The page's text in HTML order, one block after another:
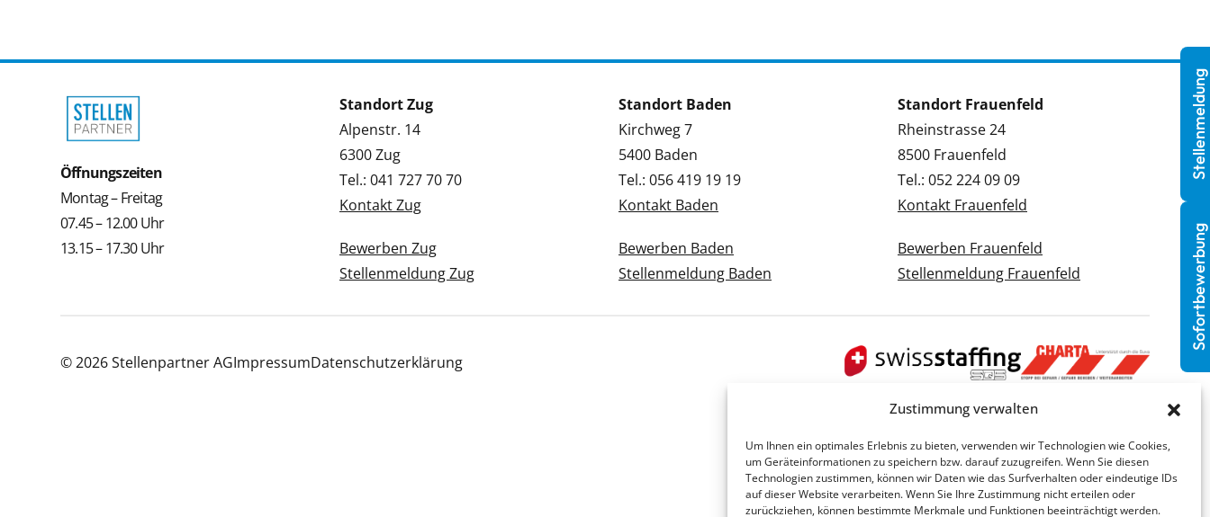
Zustimmung verwalten
Um Ihnen ein optimales Erlebnis zu bieten, verwenden wir Technologien wie Cookies,
um Geräteinformationen zu speichern bzw. darauf zuzugreifen. Wenn Sie diesen
Technologien zustimmen, können wir Daten wie das Surfverhalten oder eindeutige IDs
auf dieser Website verarbeiten. Wenn Sie Ihre Zustimmung nicht erteilen oder
zurückziehen, können bestimmte Merkmale und Funktionen beeinträchtigt werden.
Öffnungszeiten
Montag – Freitag
07.45 – 12.00 Uhr
13.15 – 17.30 Uhr
Standort Zug
Alpenstr. 14
6300 Zug
Tel.: 041 727 70 70
Kontakt Zug
Bewerben Zug
Stellenmeldung Zug
Standort Baden
Kirchweg 7
5400 Baden
Tel.: 056 419 19 19
Kontakt Baden
Bewerben Baden
Stellenmeldung Baden
Standort Frauenfeld
Rheinstrasse 24
8500 Frauenfeld
Tel.: 052 224 09 09
Kontakt Frauenfeld
Bewerben Frauenfeld
Stellenmeldung Frauenfeld
© 2026 Stellenpartner AGImpressumDatenschutzerklärung
Sofortbewerbung
Stellenmeldung